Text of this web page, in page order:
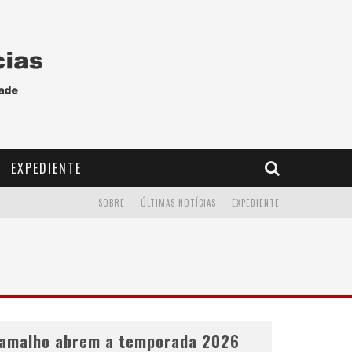
EXPEDIENTE
EXPEDIENTE
ÚLTIMAS NOTÍCIAS
SOBRE
abrem a temporada 2026